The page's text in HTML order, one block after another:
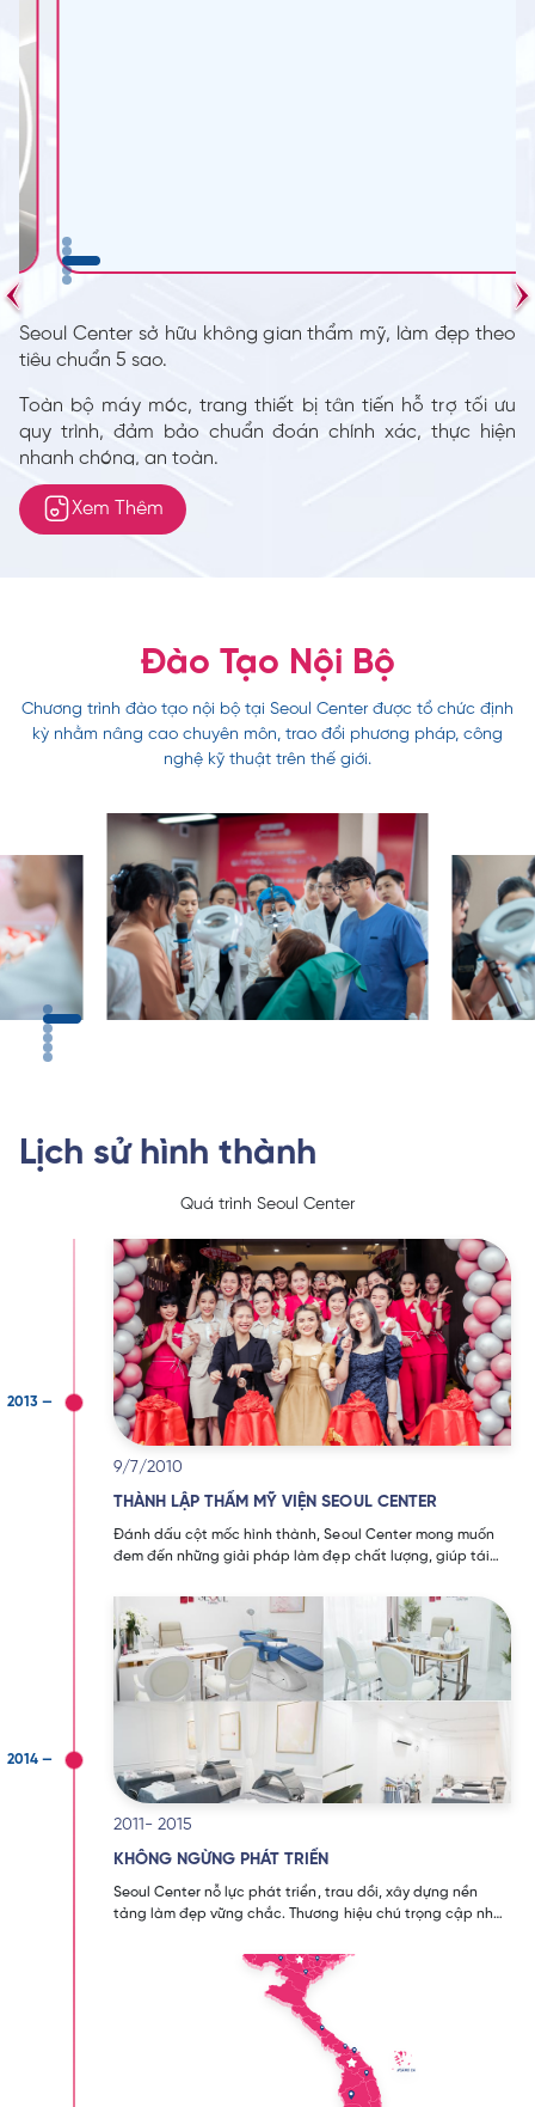
Seoul Center sở hữu không gian thẩm mỹ, làm đẹp theo
tiêu chuẩn 5 sao.
Toàn bộ máy móc, trang thiết bị tân tiến hỗ trợ tối ưu
quy trình, đảm bảo chuẩn đoán chính xác, thực hiện
nhanh chóng, an toàn.
Phòng mổ vô trùng hiện đại phòng mổ chuyên biệt,
trang thiết bị tối tân, đảm bảo vô trùng vô khuẩn cho
Xem Thêm
Đào Tạo Nội Bộ
Chương trình đào tạo nội bộ tại Seoul Center được tổ chức định
kỳ nhằm nâng cao chuyên môn, trao đổi phương pháp, công
nghệ kỹ thuật trên thế giới.
Lịch sử hình thành
Quá trình Seoul Center
9/7/2010
THÀNH LẬP THẨM MỸ VIỆN SEOUL CENTER
Đánh dấu cột mốc hình thành, Seoul Center mong muốn
đem đến những giải pháp làm đẹp chất lượng, giúp tái
một địa chỉ Spa nhỏ trên thị trường nhưng vẫn luôn đem
đến những điều tốt cho khách hàng.
2011- 2015
KHÔNG NGỪNG PHÁT TRIỂN
Seoul Center nỗ lực phát triển, trau dồi, xây dựng nền
tảng làm đẹp vững chắc. Thương hiệu chú trọng cập nhật
bước hướng đến phát triển thẩm mỹ và làm đẹp theo
đúng tiêu chuẩn chất lượng.